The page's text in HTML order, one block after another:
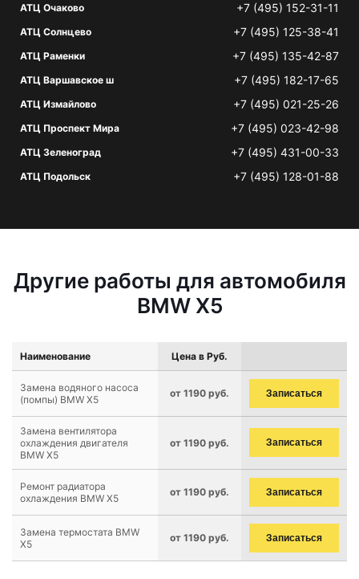
АТЦ Очаково +7 (495) 152-31-11
АТЦ Солнцево +7 (495) 125-38-41
АТЦ Раменки +7 (495) 135-42-87
АТЦ Варшавское ш +7 (495) 182-17-65
АТЦ Измайлово +7 (495) 021-25-26
АТЦ Проспект Мира +7 (495) 023-42-98
АТЦ Зеленоград +7 (495) 431-00-33
АТЦ Подольск +7 (495) 128-01-88
Другие работы для автомобиля
BMW X5
Наименование Цена в Руб.
Замена водяного насоса
(помпы) BMW X5
от 1190 руб. Записаться
Замена вентилятора
охлаждения двигателя
BMW X5
от 1190 руб. Записаться
Ремонт радиатора
охлаждения BMW X5
от 1190 руб. Записаться
Замена термостата BMW
X5
от 1190 руб. Записаться